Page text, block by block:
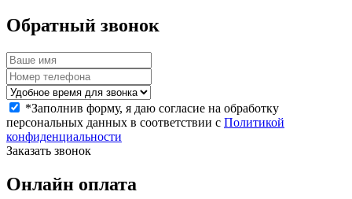
Обратный звонок
*Заполнив форму, я даю согласие на обработку
персональных данных в соответствии с Политикой
конфиденциальности
Заказать звонок
Онлайн оплата